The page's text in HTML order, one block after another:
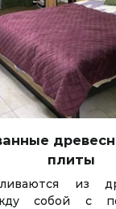
плиты
из
собой с